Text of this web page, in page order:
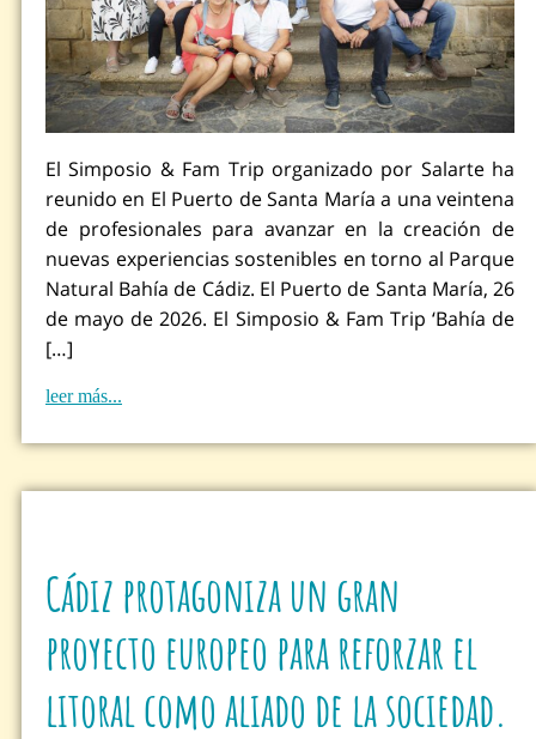
El Simposio & Fam Trip organizado por Salarte ha
reunido en El Puerto de Santa María a una veintena
de profesionales para avanzar en la creación de
nuevas experiencias sostenibles en torno al Parque
Natural Bahía de Cádiz. El Puerto de Santa María, 26
de mayo de 2026. El Simposio & Fam Trip ‘Bahía de
[…]
leer más...
Cádiz protagoniza un gran
proyecto europeo para reforzar el
litoral como aliado de la sociedad.